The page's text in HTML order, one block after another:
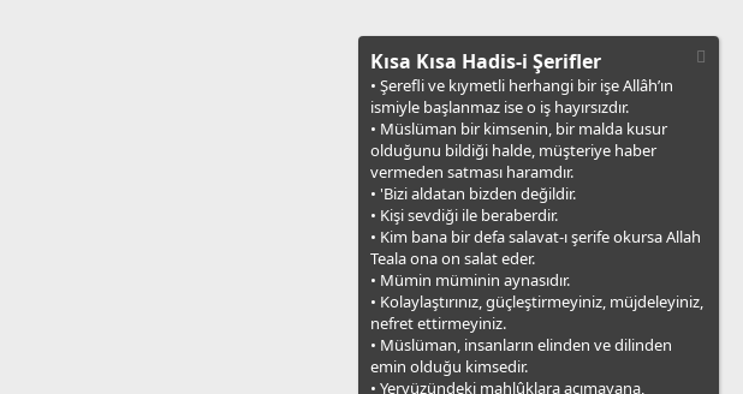
Kısa Kısa Hadis-i Şerifler
• Şerefli ve kıymetli herhangi bir işe Allâh’ın
ismiyle başlanmaz ise o iş hayırsızdır.
• Müslüman bir kimsenin, bir malda kusur
olduğunu bildiği halde, müşteriye haber
vermeden satması haramdır.
• 'Bizi aldatan bizden değildir.
• Kişi sevdiği ile beraberdir.
• Kim bana bir defa salavat-ı şerife okursa Allah
Teala ona on salat eder.
• Mümin müminin aynasıdır.
• Kolaylaştırınız, güçleştirmeyiniz, müjdeleyiniz,
nefret ettirmeyiniz.
• Müslüman, insanların elinden ve dilinden
emin olduğu kimsedir.
• Yeryüzündeki mahlûklara acımayana,